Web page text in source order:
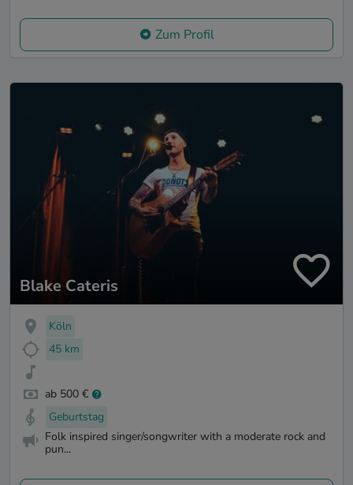
Zum Profil
Blake Cateris
Köln
45 km
ab 500 €
Geburtstag
Folk inspired singer/songwriter with a moderate rock and
pun...